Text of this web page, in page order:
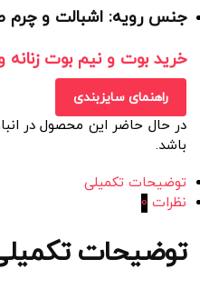
جنس رویه: اشبالت و چرم
خرید بوت و نیم بوت زنانه
راهنمای سایزبندی
در حال حاضر این محصول در
باشد.
توضیحات تکمیلی
نظرات 0
توضیحات